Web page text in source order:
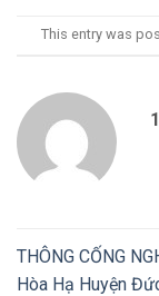
This entry was
THÔNG CỐNG
Hòa Hạ Huyện